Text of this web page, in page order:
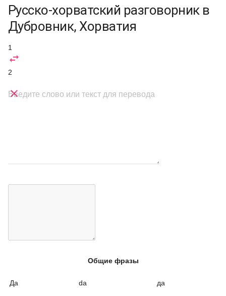
Русско-хорватский разговорник в
Дубровник, Хорватия
1

2

Введите слово или текст для перевода
Общие фразы
Да da да